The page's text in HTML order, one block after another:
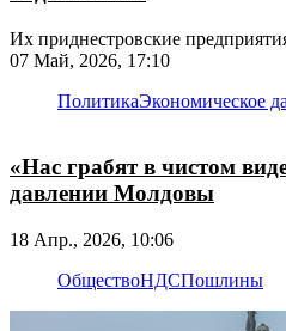
Их приднестровские
07 Май, 2026, 17:10
ПолитикаЭкономическое
«Нас грабят в чистом
давлении Молдовы
18 Апр., 2026, 10:06
ОбществоНДСПошлины